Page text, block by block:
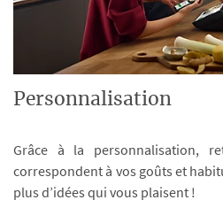
Personnalisation
Grâce à la personnalisation,
correspondent à vos goûts et
plus d’idées qui vous plaisent !